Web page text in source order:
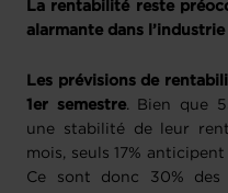
La rentabilité reste
alarmante dans l’industrie
Les prévisions de
1er semestre. Bien que
une stabilité de leur
mois, seuls 17%
Ce sont donc 30%